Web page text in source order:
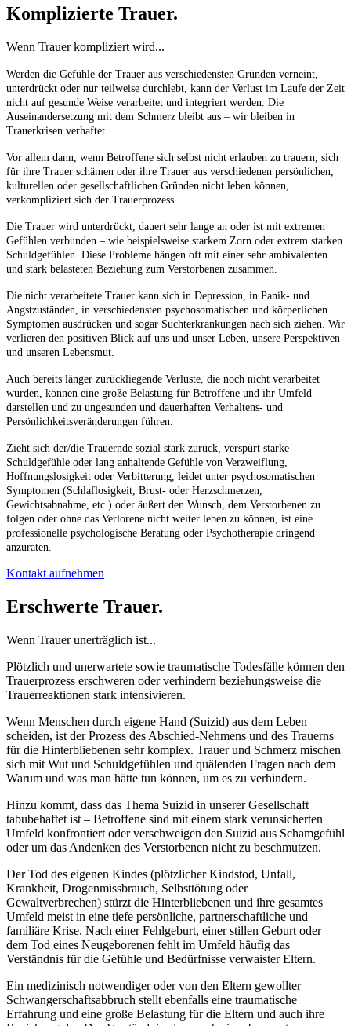
Komplizierte Trauer.
Wenn Trauer kompliziert wird...
Werden die Gefühle der Trauer aus verschiedensten Gründen verneint,
unterdrückt oder nur teilweise durchlebt, kann der Verlust im Laufe der Zeit
nicht auf gesunde Weise verarbeitet und integriert werden. Die
Auseinandersetzung mit dem Schmerz bleibt aus – wir bleiben in
Trauerkrisen verhaftet.
Vor allem dann, wenn Betroffene sich selbst nicht erlauben zu trauern, sich
für ihre Trauer schämen oder ihre Trauer aus verschiedenen persönlichen,
kulturellen oder gesellschaftlichen Gründen nicht leben können,
verkompliziert sich der Trauerprozess.
Die Trauer wird unterdrückt, dauert sehr lange an oder ist mit extremen
Gefühlen verbunden – wie beispielsweise starkem Zorn oder extrem starken
Schuldgefühlen. Diese Probleme hängen oft mit einer sehr ambivalenten
und stark belasteten Beziehung zum Verstorbenen zusammen.
Die nicht verarbeitete Trauer kann sich in Depression, in Panik- und
Angstzuständen, in verschiedensten psychosomatischen und körperlichen
Symptomen ausdrücken und sogar Suchterkrankungen nach sich ziehen. Wir
verlieren den positiven Blick auf uns und unser Leben, unsere Perspektiven
und unseren Lebensmut.
Auch bereits länger zurückliegende Verluste, die noch nicht verarbeitet
wurden, können eine große Belastung für Betroffene und ihr Umfeld
darstellen und zu ungesunden und dauerhaften Verhaltens- und
Persönlichkeitsveränderungen führen.
Zieht sich der/die Trauernde sozial stark zurück, verspürt starke
Schuldgefühle oder lang anhaltende Gefühle von Verzweiflung,
Hoffnungslosigkeit oder Verbitterung, leidet unter psychosomatischen
Symptomen (Schlaflosigkeit, Brust- oder Herzschmerzen,
Gewichtsabnahme, etc.) oder äußert den Wunsch, dem Verstorbenen zu
folgen oder ohne das Verlorene nicht weiter leben zu können, ist eine
professionelle psychologische Beratung oder Psychotherapie dringend
anzuraten.
Kontakt aufnehmen
Erschwerte Trauer.
Wenn Trauer unerträglich ist...
Plötzlich und unerwartete sowie traumatische Todesfälle können den
Trauerprozess erschweren oder verhindern beziehungsweise die
Trauerreaktionen stark intensivieren.
Wenn Menschen durch eigene Hand (Suizid) aus dem Leben
scheiden, ist der Prozess des Abschied-Nehmens und des Trauerns
für die Hinterbliebenen sehr komplex. Trauer und Schmerz mischen
sich mit Wut und Schuldgefühlen und quälenden Fragen nach dem
Warum und was man hätte tun können, um es zu verhindern.
Hinzu kommt, dass das Thema Suizid in unserer Gesellschaft
tabubehaftet ist – Betroffene sind mit einem stark verunsicherten
Umfeld konfrontiert oder verschweigen den Suizid aus Schamgefühl
oder um das Andenken des Verstorbenen nicht zu beschmutzen.
Der Tod des eigenen Kindes (plötzlicher Kindstod, Unfall,
Krankheit, Drogenmissbrauch, Selbsttötung oder
Gewaltverbrechen) stürzt die Hinterbliebenen und ihre gesamtes
Umfeld meist in eine tiefe persönliche, partnerschaftliche und
familiäre Krise. Nach einer Fehlgeburt, einer stillen Geburt oder
dem Tod eines Neugeborenen fehlt im Umfeld häufig das
Verständnis für die Gefühle und Bedürfnisse verwaister Eltern.
Ein medizinisch notwendiger oder von den Eltern gewollter
Schwangerschaftsabbruch stellt ebenfalls eine traumatische
Erfahrung und eine große Belastung für die Eltern und auch ihre